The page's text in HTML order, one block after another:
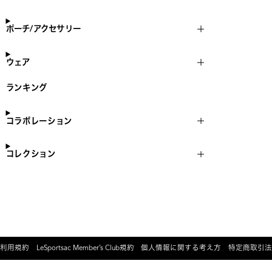
ポーチ/アクセサリー
ウェア
ランキング
コラボレーション
コレクション
利用規約 LeSportsac Member’s Club規約 個人情報に関する考え方 特定商取引